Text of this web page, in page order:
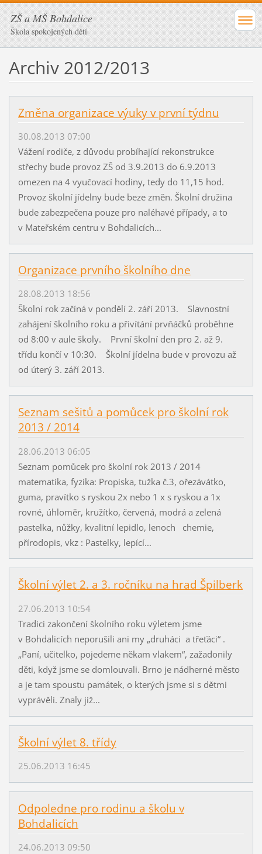
ZŠ a MŠ Bohdalice
Škola spokojených dětí
Archiv 2012/2013
Změna organizace výuky v první týdnu
30.08.2013 07:00
Vážení rodiče, z důvodu probíhající rekonstrukce
střechy bude provoz ZŠ od 3.9.2013 do 6.9.2013
omezen na 4 vyučovací hodiny, tedy do 11,15 hod.
Provoz školní jídelny bude beze změn. Školní družina
bude zabezpečena pouze pro naléhavé případy, a to
v Mateřském centru v Bohdalicích...
Organizace prvního školního dne
28.08.2013 18:56
Školní rok začíná v pondělí 2. září 2013. Slavnostní
zahájení školního roku a přivítání prvňáčků proběhne
od 8:00 v aule školy. První školní den pro 2. až 9.
třídu končí v 10:30. Školní jídelna bude v provozu až
od úterý 3. září 2013.
Seznam sešitů a pomůcek pro školní rok
2013 / 2014
28.06.2013 06:05
Seznam pomůcek pro školní rok 2013 / 2014
matematika, fyzika: Propiska, tužka č.3, ořezávátko,
guma, pravítko s ryskou 2x nebo 1 x s ryskou a 1x
rovné, úhloměr, kružítko, červená, modrá a zelená
pastelka, nůžky, kvalitní lepidlo, lenoch chemie,
přírodopis, vkz : Pastelky, lepící...
Školní výlet 2. a 3. ročníku na hrad Špilberk
27.06.2013 10:54
Tradici zakončení školního roku výletem jsme
v Bohdalicích neporušili ani my „druháci a třeťáci“ .
„Paní, učitelko, pojedeme někam vlakem“, zažadonily
děti, když jsme se domlouvali. Brno je nádherné město
a je tam spoustu památek, o kterých jsme si s dětmi
vyprávěli. Znaly již...
Školní výlet 8. třídy
25.06.2013 16:45
Odpoledne pro rodinu a školu v
Bohdalicích
24.06.2013 09:50